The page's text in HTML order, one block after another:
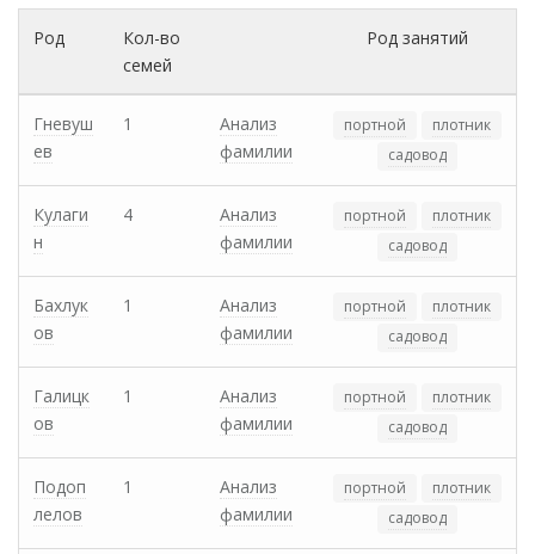
Род
Кол-во
семей
Род занятий
Гневуш
ев
1
Анализ
фамилии
портной
плотник
садовод
Кулаги
н
4
Анализ
фамилии
портной
плотник
садовод
Бахлук
ов
1
Анализ
фамилии
портной
плотник
садовод
Галицк
ов
1
Анализ
фамилии
портной
плотник
садовод
Подоп
лелов
1
Анализ
фамилии
портной
плотник
садовод